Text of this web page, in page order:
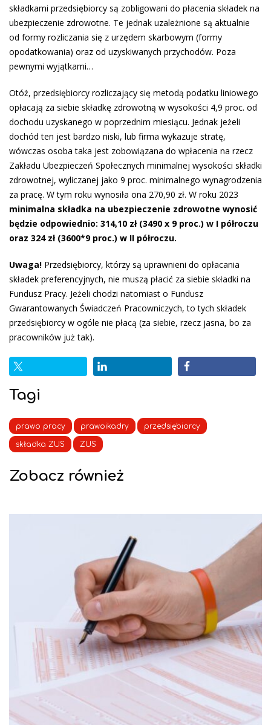
składkami przedsiębiorcy są zobligowani do płacenia składek na
ubezpieczenie zdrowotne. Te jednak uzależnione są aktualnie
od formy rozliczania się z urzędem skarbowym (formy
opodatkowania) oraz od uzyskiwanych przychodów. Poza
pewnymi wyjątkami…
Otóż, przedsiębiorcy rozliczający się metodą podatku liniowego
opłacają za siebie składkę zdrowotną w wysokości 4,9 proc. od
dochodu uzyskanego w poprzednim miesiącu. Jednak jeżeli
dochód ten jest bardzo niski, lub firma wykazuje stratę,
wówczas osoba taka jest zobowiązana do wpłacenia na rzecz
Zakładu Ubezpieczeń Społecznych minimalnej wysokości składki
zdrowotnej, wyliczanej jako 9 proc. minimalnego wynagrodzenia
za pracę. W tym roku wynosiła ona 270,90 zł. W roku 2023
minimalna składka na ubezpieczenie zdrowotne wynosić
będzie odpowiednio: 314,10 zł (3490 x 9 proc.) w I półroczu
oraz 324 zł (3600*9 proc.) w II półroczu.
Uwaga! Przedsiębiorcy, którzy są uprawnieni do opłacania
składek preferencyjnych, nie muszą płacić za siebie składki na
Fundusz Pracy. Jeżeli chodzi natomiast o Fundusz
Gwarantowanych Świadczeń Pracowniczych, to tych składek
przedsiębiorcy w ogóle nie płacą (za siebie, rzecz jasna, bo za
pracowników już tak).
Tagi
prawo pracy prawoikadry przedsiębiorcy
składka ZUS ZUS
Zobacz również